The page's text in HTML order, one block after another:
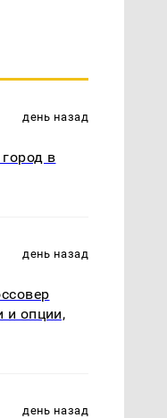
день назад
в
день назад
и опции,
день назад